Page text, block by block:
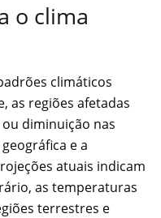
o clima
climáticos
as regiões afetadas
diminuição nas
e a
atuais indicam
as temperaturas
terrestres e